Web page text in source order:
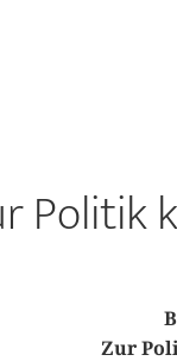
Politik
Zur